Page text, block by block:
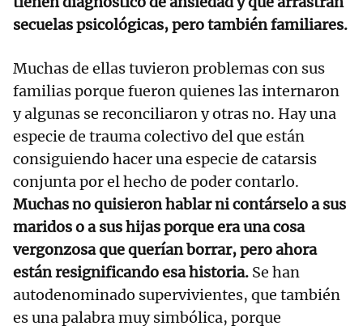
secuelas psicológicas, pero también familiares.
Muchas de ellas tuvieron problemas con sus
familias porque fueron quienes las internaron
y algunas se reconciliaron y otras no. Hay una
especie de trauma colectivo del que están
consiguiendo hacer una especie de catarsis
conjunta por el hecho de poder contarlo.
Muchas no quisieron hablar ni contárselo a sus
maridos o a sus hijas porque era una cosa
vergonzosa que querían borrar, pero ahora
están resignificando esa historia. Se han
autodenominado supervivientes, que también
es una palabra muy simbólica, porque